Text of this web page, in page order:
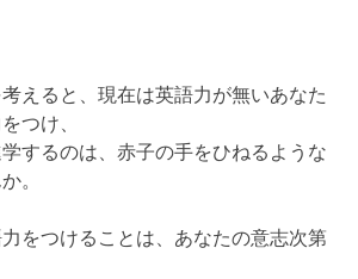
えると、現在は英語力が無いあなた
つけ、
するのは、赤子の手をひねるような
。
をつけることは、あなたの意志次第